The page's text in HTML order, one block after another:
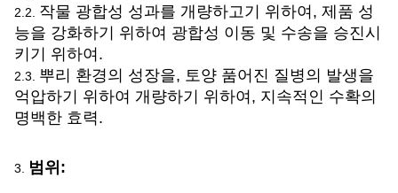
2.2. 작물 광합성 성과를 개량하고기 위하여, 제품 성
능을 강화하기 위하여 광합성 이동 및 수송을 승진시
키기 위하여.
2.3. 뿌리 환경의 성장을, 토양 품어진 질병의 발생을
억압하기 위하여 개량하기 위하여, 지속적인 수확의
명백한 효력.
3.
범위: